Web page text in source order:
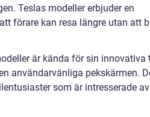
Teslas modeller erbjuder en
förare kan resa längre utan att
är kända för sin innovativa
användarvänliga pekskärmen.
som är intresserade